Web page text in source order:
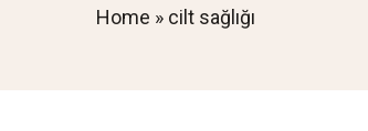
Home » cilt sağlığı